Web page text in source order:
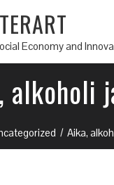
Economy and
alkoholi
Aika,